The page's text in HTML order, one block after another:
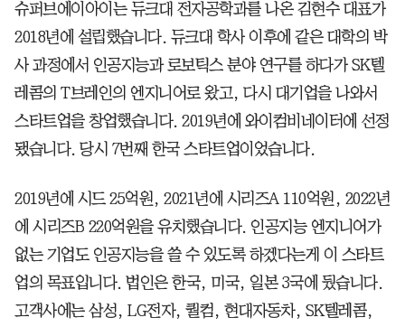
슈퍼브에이아이는 듀크대 전자공학과를 나온 김현수 대표가
2018년에 설립했습니다. 듀크대 학사 이후에 같은 대학의 박
사 과정에서 인공지능과 로보틱스 분야 연구를 하다가 SK텔
레콤의 T브레인의 엔지니어로 왔고, 다시 대기업을 나와서
스타트업을 창업했습니다. 2019년에 와이컴비네이터에 선정
됐습니다. 당시 7번째 한국 스타트업이었습니다.
2019년에 시드 25억원, 2021년에 시리즈A 110억원, 2022년
에 시리즈B 220억원을 유치했습니다. 인공지능 엔지니어가
없는 기업도 인공지능을 쓸 수 있도록 하겠다는게 이 스타트
업의 목표입니다. 법인은 한국, 미국, 일본 3국에 뒀습니다.
고객사에는 삼성, LG전자, 퀄컴, 현대자동차, SK텔레콤,